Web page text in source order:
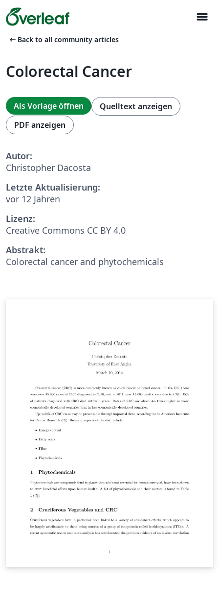
menu
arrow_left_alt Back to all community articles
Colorectal Cancer
Als Vorlage öffnen
Quelltext anzeigen
PDF anzeigen
Autor:
Christopher Dacosta
Letzte Aktualisierung:
vor 12 Jahren
Lizenz:
Creative Commons CC BY 4.0
Abstrakt:
Colorectal cancer and phytochemicals